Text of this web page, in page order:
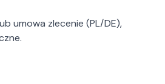
umowa zlecenie (PL/DE),